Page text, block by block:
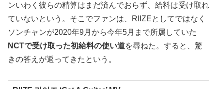
ンいわく彼らの精算はまだ済んでおらず、給料は受け取れ
ていないという。そこでファンは、RIIZEとしてではなく
ソンチャンが2020年9月から今年5月まで所属していた
NCTで受け取った初給料の使い道を尋ねた。すると、驚
きの答えが返ってきたという。